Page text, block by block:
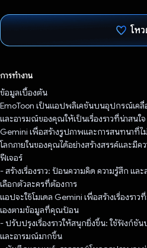
โห
การทำงาน
ข้อมูลเบื้องต้น
EmoToon เป็นแอปพลิเคชันบนอุปกรณ์เค
และอารมณ์ของคุณให้เป็นเรื่องราวที่น่าสนใจ
Gemini เพื่อสร้างรูปภาพและการสนทนาที่
โลกภายในของคุณได้อย่างสร้างสรรค์และมีค
ฟีเจอร์
- สร้างเรื่องราว: ป้อนความคิด ความรู้สึก แ
เลือกตัวละครที่ต้องการ
แอปจะใช้โมเดล Gemini เพื่อสร้างเรื่องร
เองตามข้อมูลที่คุณป้อน
- ปรับปรุงเรื่องราวให้สนุกยิ่งขึ้น: ใช้ฟังก์ชัน
และอารมณ์มากขึ้น